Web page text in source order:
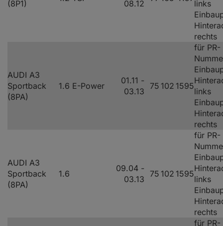
(8P1)
08.12
links
rechts
AUDI A3
Sportback
(8PA)
1.6 E-Power
01.11 -
03.13
75 102 1595
für PR-
links
rechts
AUDI A3
Sportback
(8PA)
1.6
09.04 -
03.13
75 102 1595
für PR-
links
rechts
für PR-